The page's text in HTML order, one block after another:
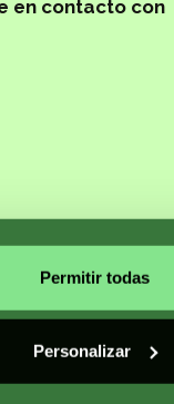
Permitir todas
Personalizar
en contacto con